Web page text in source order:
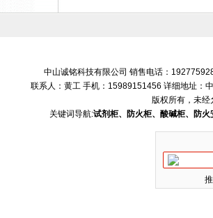
中山诚铭科技有限公司 销售电话：
联系人：黄工 手机：15989151456 详细地址：
版权所有，未经
关键词导航:试剂柜、防火柜、酸碱柜、防